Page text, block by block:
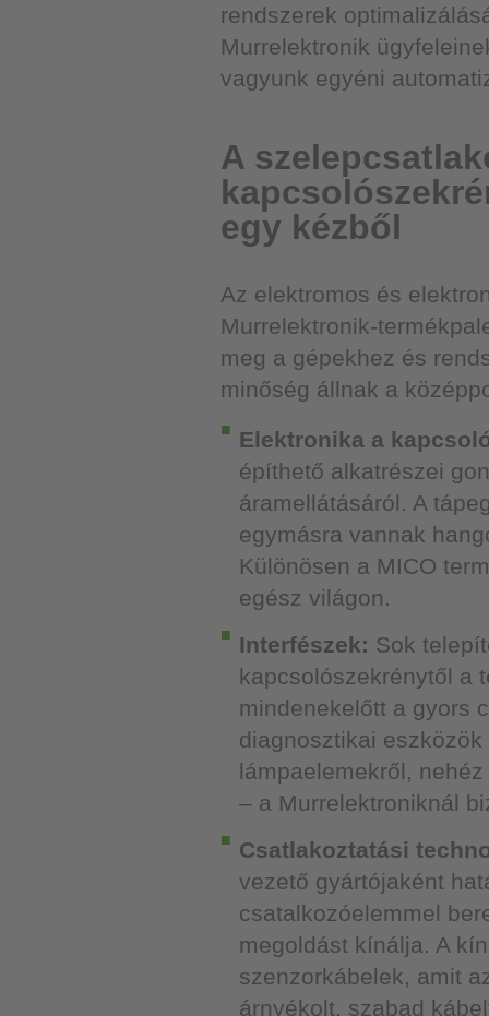
rendszerek
Murrelektronik
vagyunk egyéni
A
egy kézből
Az elektromos és
Murrelektronik-
meg a gépekhez és
minőség állnak a
Elektronika a
építhető alkatrészei
áramellátásáról. A
egymásra vannak
Különösen a MICO
egész világon.
Interfészek: Sok
kapcsolószekrénytől a
mindenekelőtt a gyors
diagnosztikai
lámpaelemekről,
– a Murrelektroniknál
Csatlakoztatási
vezető gyártójaként
csatalkozóelemmel
megoldást kínálja. A
szenzorkábelek, amit
árnyékolt, szabad